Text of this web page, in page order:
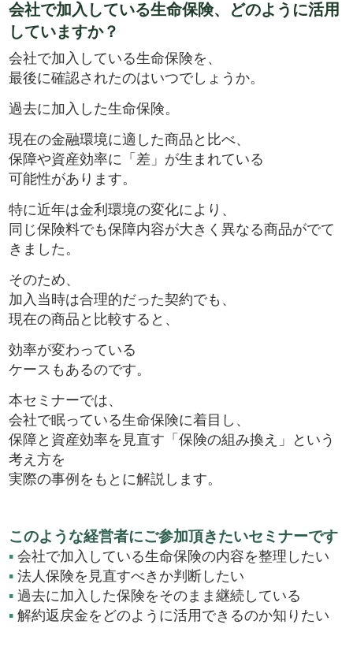
会社で加入している生命保険、どのように活用
していますか？
会社で加入している生命保険を、
最後に確認されたのはいつでしょうか。
過去に加入した生命保険。
現在の金融環境に適した商品と比べ、
保障や資産効率に「差」が生まれている
可能性があります。
特に近年は金利環境の変化により、
同じ保険料でも保障内容が大きく異なる商品がでて
きました。
そのため、
加入当時は合理的だった契約でも、
現在の商品と比較すると、
効率が変わっている
ケースもあるのです。
本セミナーでは、
会社で眠っている生命保険に着目し、
保障と資産効率を見直す「保険の組み換え」という
考え方を
実際の事例をもとに解説します。
このような経営者にご参加頂きたいセミナーです
▪ 会社で加入している生命保険の内容を整理したい
▪ 法人保険を見直すべきか判断したい
▪ 過去に加入した保険をそのまま継続している
▪ 解約返戻金をどのように活用できるのか知りたい